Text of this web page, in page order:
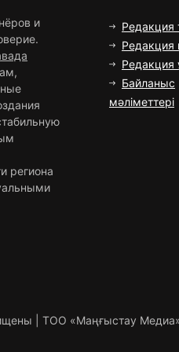
и
региона
Редакция
Редакция
Байланыс
мәліметтері
| ТОО «Маңғыстау